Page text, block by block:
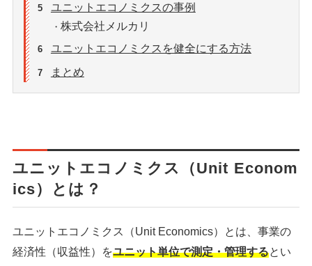
5 ユニットエコノミクスの事例
・ 株式会社メルカリ
6 ユニットエコノミクスを健全にする方法
7 まとめ
ユニットエコノミクス（Unit Econom
ics）とは？
ユニットエコノミクス（Unit Economics）とは、事業の
経済性（収益性）をユニット単位で測定・管理するとい